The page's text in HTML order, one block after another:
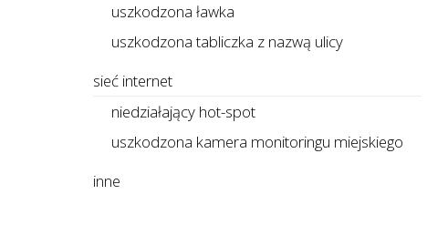
uszkodzona ławka
uszkodzona tabliczka z nazwą ulicy
sieć internet
niedziałający hot-spot
uszkodzona kamera monitoringu miejskiego
inne